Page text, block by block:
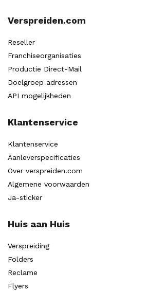
Verspreiden.com
Reseller
Franchiseorganisaties
Productie Direct-Mail
Doelgroep adressen
API mogelijkheden
Klantenservice
Klantenservice
Aanleverspecificaties
Over verspreiden.com
Algemene voorwaarden
Ja-sticker
Huis aan Huis
Verspreiding
Folders
Reclame
Flyers